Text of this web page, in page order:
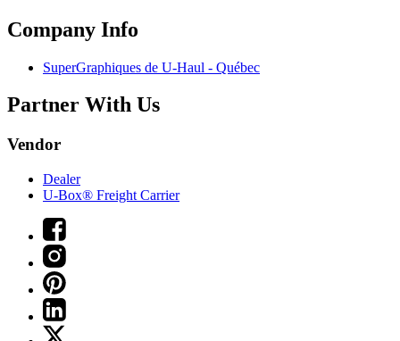
Company Info
SuperGraphiques de U-Haul - Québec
Partner With Us
Vendor
Dealer
U-Box® Freight Carrier